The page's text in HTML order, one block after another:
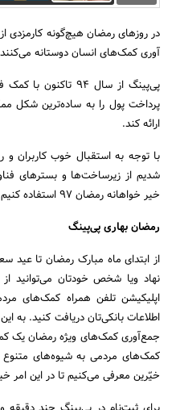
در روزهای رمضان هیچ‌گونه کارمزدی
آوری کمک‌های انسان دوستانه
پی‌پینگ از سال ۹۴
پرداخت پول را به ساده‌ترین شکل
ارائه کند.
با توجه به استقبال خوب کاربران و
شدیم از زیرساخت‌ها و بسترهای
خیر خواهانه رمضان 97 استفاده کنیم.
رمضان بهاری پی‌پینگ
از ابتدای ماه مبارک رمضان تا عید
نهاد ویا شخص خودتان می‌توانید
اپلیکیشن تلفن همراه کمک‌های
اطلاعات بانکی‌تان دریافت کنید. به
جمع‌آوری کمک‌های ویژه رمضان یک
کمک‌های مردمی به شیوه‌های متنوع
خیّرین معرفی می‌کنیم تا در این امر